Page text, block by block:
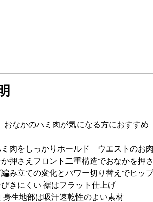
おなかのハミ肉が気になる方におすす
肉をしっかりホールド ウエストのお
押さえフロント二重構造でおなかを押
み立ての変化とパワー切り替えでヒッ
きにくい 裾はフラット仕上げ
身生地部は吸汗速乾性のよい素材